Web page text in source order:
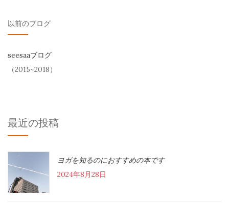
以前のブログ
seesaaブログ
（2015~2018）
最近の投稿
ヨガを知るのにおすすめの本です
2024年8月28日